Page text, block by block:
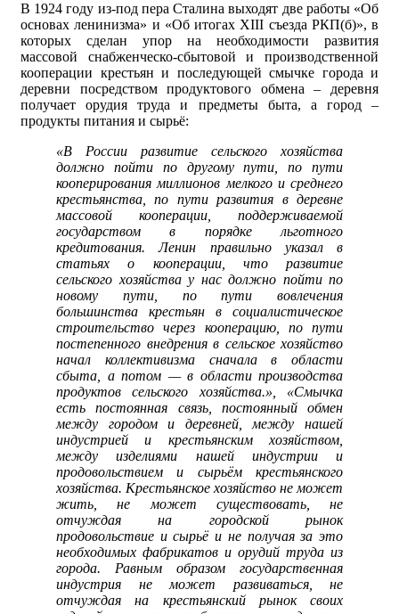
В 1924 году из-под пера Сталина выходят две работы «Об
основах ленинизма» и «Об итогах ХIII съезда РКП(б)», в
которых сделан упор на необходимости развития
массовой снабженческо-сбытовой и производственной
кооперации крестьян и последующей смычке города и
деревни посредством продуктового обмена – деревня
получает орудия труда и предметы быта, а город –
продукты питания и сырьё:
«В России развитие сельского хозяйства
должно пойти по другому пути, по пути
кооперирования миллионов мелкого и среднего
крестьянства, по пути развития в деревне
массовой кооперации, поддерживаемой
государством в порядке льготного
кредитования. Ленин правильно указал в
статьях о кооперации, что развитие
сельского хозяйства у нас должно пойти по
новому пути, по пути вовлечения
большинства крестьян в социалистическое
строительство через кооперацию, по пути
постепенного внедрения в сельское хозяйство
начал коллективизма сначала в области
сбыта, а потом — в области производства
продуктов сельского хозяйства.», «Смычка
есть постоянная связь, постоянный обмен
между городом и деревней, между нашей
индустрией и крестьянским хозяйством,
между изделиями нашей индустрии и
продовольствием и сырьём крестьянского
хозяйства. Крестьянское хозяйство не может
жить, не может существовать, не
отчуждая на городской рынок
продовольствие и сырьё и не получая за это
необходимых фабрикатов и орудий труда из
города. Равным образом государственная
индустрия не может развиваться, не
отчуждая на крестьянский рынок своих